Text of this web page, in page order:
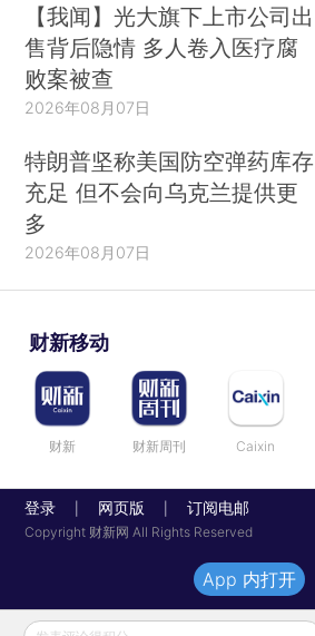
【我闻】光大旗下上市公司出
售背后隐情 多人卷入医疗腐
败案被查
2026年08月07日
特朗普坚称美国防空弹药库存
充足 但不会向乌克兰提供更
多
2026年08月07日
财新移动
财新 财新周刊 Caixin
登录 网页版 订阅电邮
Copyright 财新网 All Rights Reserved
App 内打开